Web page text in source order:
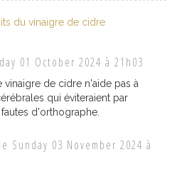
du vinaigre de cidre
01 October 2024 à 21h03
vinaigre de cidre n'aide pas à
qui éviteraient par
d'orthographe.
Sunday 03 November 2024 à